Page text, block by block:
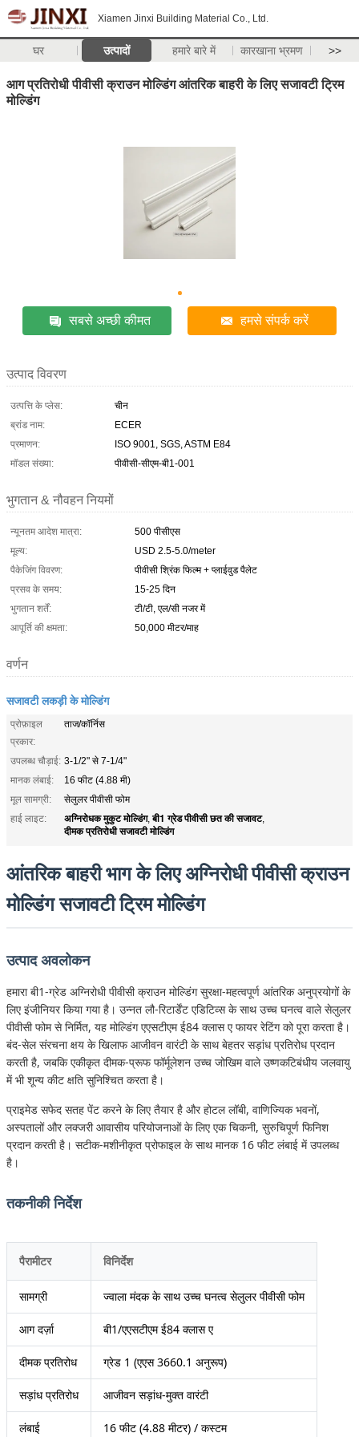
Xiamen Jinxi Building Material Co., Ltd.
घर उत्पादों हमारे बारे में कारखाना भ्रमण >>
आग प्रतिरोधी पीवीसी क्राउन मोल्डिंग आंतरिक बाहरी के लिए सजावटी ट्रिम
मोल्डिंग
सबसे अच्छी कीमत हमसे संपर्क करें
उत्पाद विवरण
उत्पत्ति के प्लेस:
चीन
ब्रांड नाम:
ECER
प्रमाणन:
ISO 9001, SGS, ASTM E84
मॉडल संख्या:
पीवीसी-सीएम-बी1-001
भुगतान & नौवहन नियमों
न्यूनतम आदेश मात्रा:
500 पीसीएस
मूल्य:
USD 2.5-5.0/meter
पैकेजिंग विवरण:
पीवीसी श्रिंक फिल्म + प्लाईवुड पैलेट
प्रसव के समय:
15-25 दिन
भुगतान शर्तें:
टी/टी, एल/सी नजर में
आपूर्ति की क्षमता:
50,000 मीटर/माह
वर्णन
सजावटी लकड़ी के मोल्डिंग
प्रोफ़ाइल
प्रकार:
ताज/कॉर्निस
उपलब्ध चौड़ाई: 3-1/2" से 7-1/4"
मानक लंबाई:
16 फीट (4.88 मी)
मूल सामग्री:
सेलुलर पीवीसी फोम
हाई लाइट:
अग्निरोधक मुकुट मोल्डिंग,बी1 ग्रेड पीवीसी छत की सजावट,
दीमक प्रतिरोधी सजावटी मोल्डिंग
आंतरिक बाहरी भाग के लिए अग्निरोधी पीवीसी क्राउन
मोल्डिंग सजावटी ट्रिम मोल्डिंग
उत्पाद अवलोकन
हमारा बी1-ग्रेड अग्निरोधी पीवीसी क्राउन मोल्डिंग सुरक्षा-महत्वपूर्ण आंतरिक अनुप्रयोगों के
लिए इंजीनियर किया गया है। उन्नत लौ-रिटार्डेंट एडिटिव्स के साथ उच्च घनत्व वाले सेलुलर
पीवीसी फोम से निर्मित, यह मोल्डिंग एएसटीएम ई84 क्लास ए फायर रेटिंग को पूरा करता है।
बंद-सेल संरचना क्षय के खिलाफ आजीवन वारंटी के साथ बेहतर सड़ांध प्रतिरोध प्रदान
करती है, जबकि एकीकृत दीमक-प्रूफ फॉर्मूलेशन उच्च जोखिम वाले उष्णकटिबंधीय जलवायु
में भी शून्य कीट क्षति सुनिश्चित करता है।
प्राइमेड सफेद सतह पेंट करने के लिए तैयार है और होटल लॉबी, वाणिज्यिक भवनों,
अस्पतालों और लक्जरी आवासीय परियोजनाओं के लिए एक चिकनी, सुरुचिपूर्ण फिनिश
प्रदान करती है। सटीक-मशीनीकृत प्रोफाइल के साथ मानक 16 फीट लंबाई में उपलब्ध
है।
तकनीकी निर्देश
पैरामीटर विनिर्देश
सामग्री ज्वाला मंदक के साथ उच्च घनत्व सेलुलर पीवीसी फोम
आग दर्ज़ा बी1/एएसटीएम ई84 क्लास ए
दीमक प्रतिरोध ग्रेड 1 (एएस 3660.1 अनुरूप)
सड़ांध प्रतिरोध आजीवन सड़ांध-मुक्त वारंटी
लंबाई 16 फीट (4.88 मीटर) / कस्टम